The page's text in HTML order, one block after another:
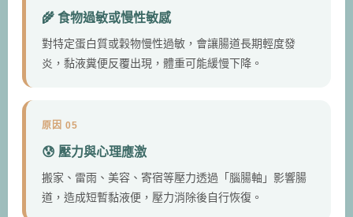
🌾 食物過敏或慢性敏感
對特定蛋白質或穀物慢性過敏，會讓腸道長期輕度發
炎，黏液糞便反覆出現，體重可能緩慢下降。
原因 05
😰 壓力與心理應激
搬家、雷雨、美容、寄宿等壓力透過「腦腸軸」影響腸
道，造成短暫黏液便，壓力消除後自行恢復。